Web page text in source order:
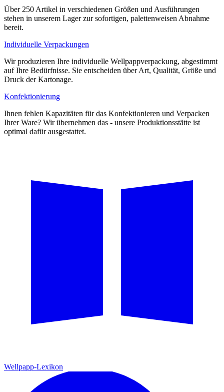
Über 250 Artikel in verschiedenen Größen und Ausführungen
stehen in unserem Lager zur sofortigen, palettenweisen Abnahme
bereit.
Individuelle Verpackungen
Wir produzieren Ihre individuelle Wellpappverpackung, abgestimmt
auf Ihre Bedürfnisse. Sie entscheiden über Art, Qualität, Größe und
Druck der Kartonage.
Konfektionierung
Ihnen fehlen Kapazitäten für das Konfektionieren und Verpacken
Ihrer Ware? Wir übernehmen das - unsere Produktionsstätte ist
optimal dafür ausgestattet.
Wellpapp-Lexikon